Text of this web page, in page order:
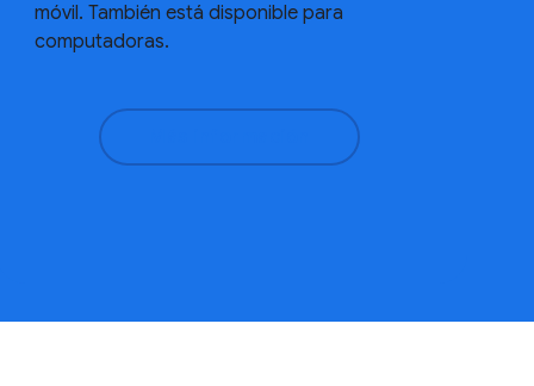
móvil. También está disponible para
computadoras.